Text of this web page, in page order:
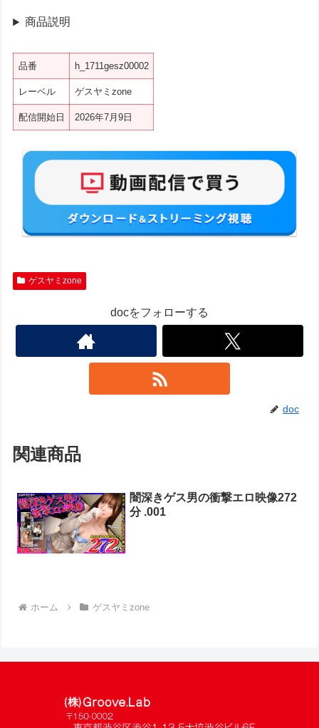
商品説明
品番 h_1711gesz00002
レーベル ゲスヤミzone
配信開始日 2026年7月9日
ゲスヤミzone
docをフォローする
doc
関連商品
闇深きゲス男の衝撃エロ映像272
分 .001
ホーム ゲスヤミzone